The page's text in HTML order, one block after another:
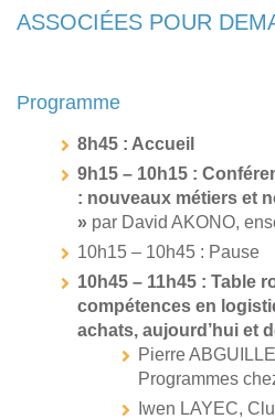
ASSOCIÉES POUR
Programme
8h45 : Accueil
9h15 – 10h15 :
: nouveaux métiers et
» par David AKONO,
10h15 – 10h45 : Pause
10h45 – 11h45 : Table
compétences en
achats, aujourd’hui et
Pierre
Programmes
Iwen LAYEC,